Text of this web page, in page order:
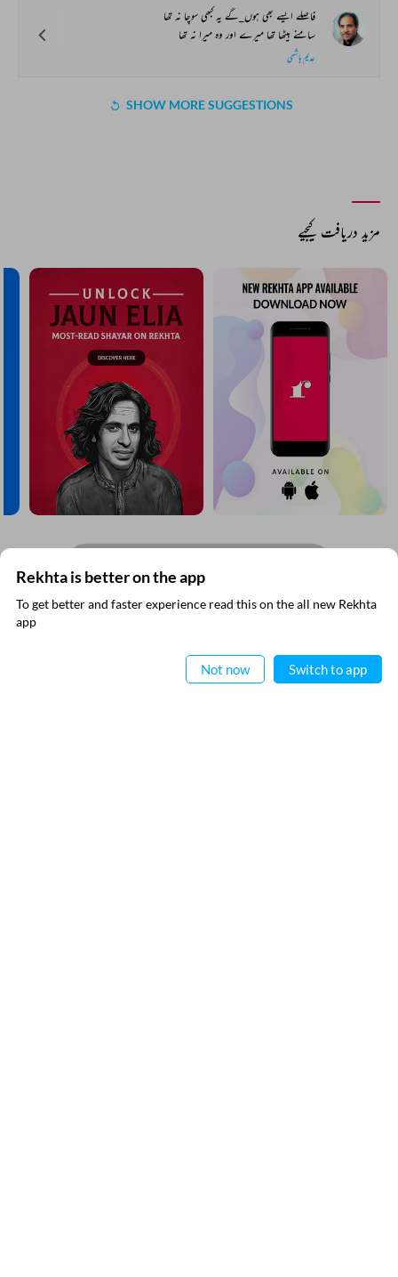
فاصلے ایسے بھی ہوں_گے یہ کبھی سوچا نہ تھا
سامنے بیٹھا تھا میرے اور وہ میرا نہ تھا
عدیم ہاشمی
SHOW MORE SUGGESTIONS
Comment
Rekhta is better on the app
To get better and faster experience read this on the all new Rekhta
app
Not now Switch to app